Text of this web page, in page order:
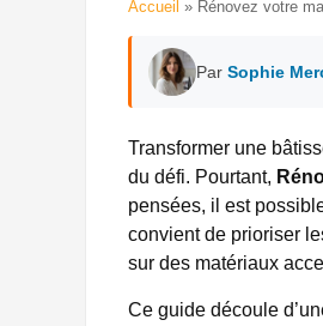
Accueil » Rénovez votre
Par Sophie
Transformer une
du défi. Pourtant,
pensées, il est
convient de prioriser
sur des matériaux
Ce guide découle